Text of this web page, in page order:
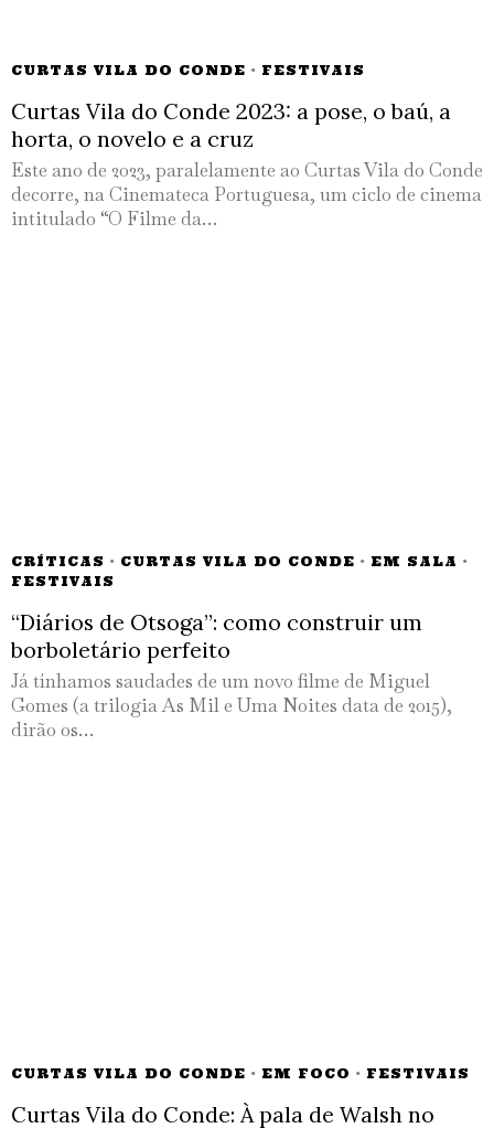
CURTAS VILA DO CONDE · FESTIVAIS
Curtas Vila do Conde 2023: a pose, o baú, a
horta, o novelo e a cruz
Este ano de 2023, paralelamente ao Curtas Vila do Conde
decorre, na Cinemateca Portuguesa, um ciclo de cinema
intitulado “O Filme da…
CRÍTICAS · CURTAS VILA DO CONDE · EM SALA ·
FESTIVAIS
“Diários de Otsoga”: como construir um
borboletário perfeito
Já tínhamos saudades de um novo filme de Miguel
Gomes (a trilogia As Mil e Uma Noites data de 2015),
dirão os…
CURTAS VILA DO CONDE · EM FOCO · FESTIVAIS
Curtas Vila do Conde: À pala de Walsh no